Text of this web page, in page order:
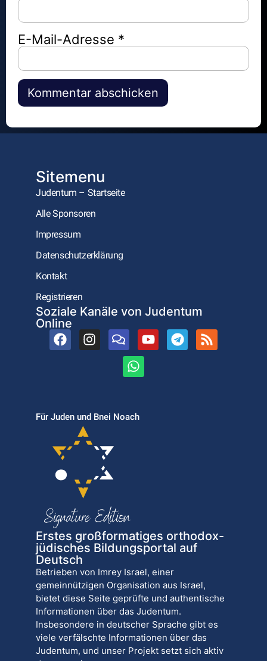
E-Mail-Adresse *
Alternative:
Sitemenu
Judentum – Startseite
Alle Sponsoren
Impressum
Datenschutzerklärung
Kontakt
Registrieren
Soziale Kanäle von Judentum
Online
Für Juden und Bnei Noach
Erstes großformatiges orthodox-
jüdisches Bildungsportal auf
Deutsch
Betrieben von Imrey Israel, einer
gemeinnützigen Organisation aus Israel,
bietet diese Seite geprüfte und authentische
Informationen über das Judentum.
Insbesondere in deutscher Sprache gibt es
viele verfälschte Informationen über das
Judentum, und unser Projekt setzt sich aktiv